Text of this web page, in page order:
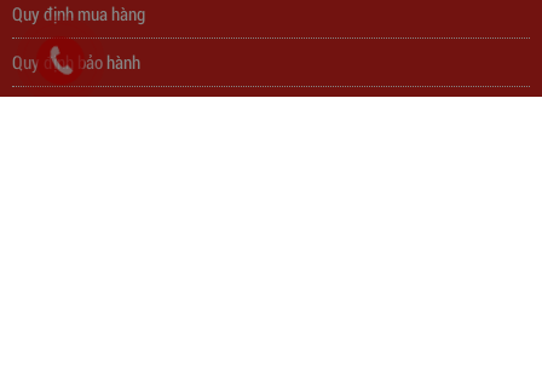
Quy định mua hàng
Quy định bảo hành